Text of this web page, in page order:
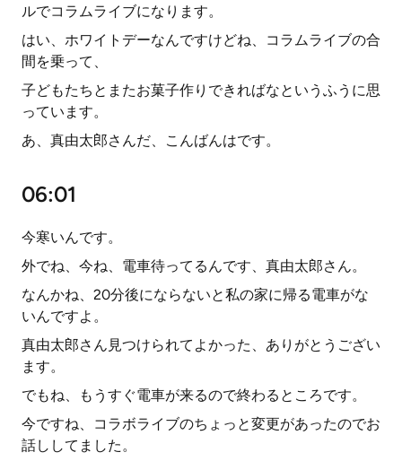
ルでコラムライブになります。
はい、ホワイトデーなんですけどね、コラムライブの合
間を乗って、
子どもたちとまたお菓子作りできればなというふうに思
っています。
あ、真由太郎さんだ、こんばんはです。
06:01
今寒いんです。
外でね、今ね、電車待ってるんです、真由太郎さん。
なんかね、20分後にならないと私の家に帰る電車がな
いんですよ。
真由太郎さん見つけられてよかった、ありがとうござい
ます。
でもね、もうすぐ電車が来るので終わるところです。
今ですね、コラボライブのちょっと変更があったのでお
話ししてました。